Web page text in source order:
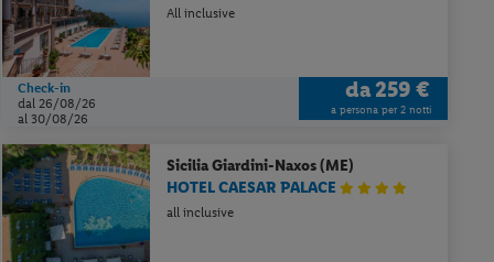
All inclusive
Check-in
dal 26/08/26
al 30/08/26
da259 €
a persona per 2 notti
SiciliaGiardini-Naxos (ME)
HOTEL CAESAR PALACE
all inclusive